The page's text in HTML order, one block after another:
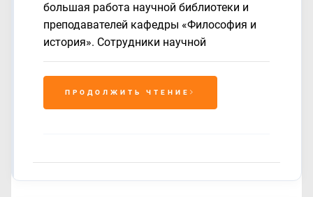
большая работа научной библиотеки и
преподавателей кафедры «Философия и
история». Сотрудники научной
ПРОДОЛЖИТЬ ЧТЕНИЕ